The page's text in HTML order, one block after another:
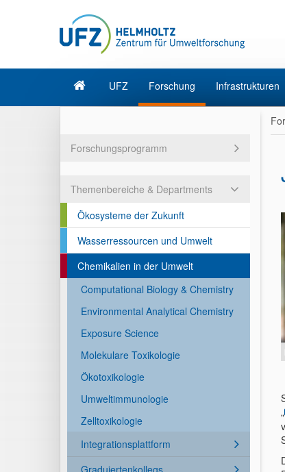
UFZ Forschung Infrastrukturen
Forschungsprogramm
Themenbereiche & Departments
Ökosysteme der Zukunft
Wasserressourcen und Umwelt
Chemikalien in der Umwelt
Computational Biology & Chemistry
Environmental Analytical Chemistry
Exposure Science
Molekulare Toxikologie
Ökotoxikologie
Umweltimmunologie
Zelltoxikologie
Integrationsplattform
Graduiertenkollegs
„